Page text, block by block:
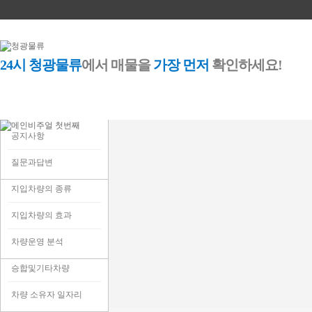
24시 청광물류에서 매물을가장 먼저 확인하세요!
인사말
회사개요/오시는길
주요거래처
당사직영 및 투입차량
1톤정보
2.5톤정보
5톤정보
11톤,14톤정보
승합및기타차량
차량 소유자 일자리
지입이란?
지입차량의 장단점
지입차량의 종류
지입차량의 효과
차량운영 분석
공지사항
질문과답변